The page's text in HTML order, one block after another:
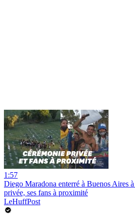
1:57
Diego Maradona enterré à Buenos Aires
privée, ses fans à proximité
LeHuffPost